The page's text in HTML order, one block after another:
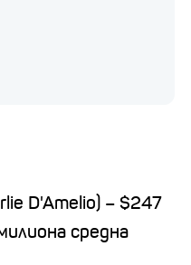
lie D'Amelio) – $247
средна